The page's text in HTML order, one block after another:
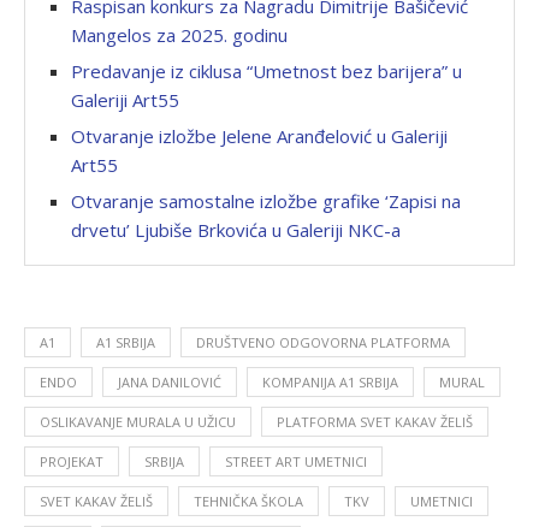
Raspisan konkurs za Nagradu Dimitrije Bašičević
Mangelos za 2025. godinu
Predavanje iz ciklusa “Umetnost bez barijera” u
Galeriji Art55
Otvaranje izložbe Jelene Aranđelović u Galeriji
Art55
Otvaranje samostalne izložbe grafike ‘Zapisi na
drvetu’ Ljubiše Brkovića u Galeriji NKC-a
A1 A1 SRBIJA DRUŠTVENO ODGOVORNA PLATFORMA
ENDO JANA DANILOVIĆ KOMPANIJA A1 SRBIJA MURAL
OSLIKAVANJE MURALA U UŽICU PLATFORMA SVET KAKAV ŽELIŠ
PROJEKAT SRBIJA STREET ART UMETNICI
SVET KAKAV ŽELIŠ TEHNIČKA ŠKOLA TKV UMETNICI